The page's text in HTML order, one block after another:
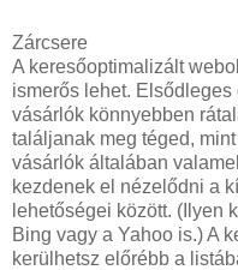
Zárcsere
A keresőoptimalizált
ismerős lehet.
vásárlók könnyebben
találjanak meg téged,
vásárlók általában
kezdenek el nézelődni a
lehetőségei között. (Ilyen
Bing vagy a Yahoo is.) A
kerülhetsz előrébb a